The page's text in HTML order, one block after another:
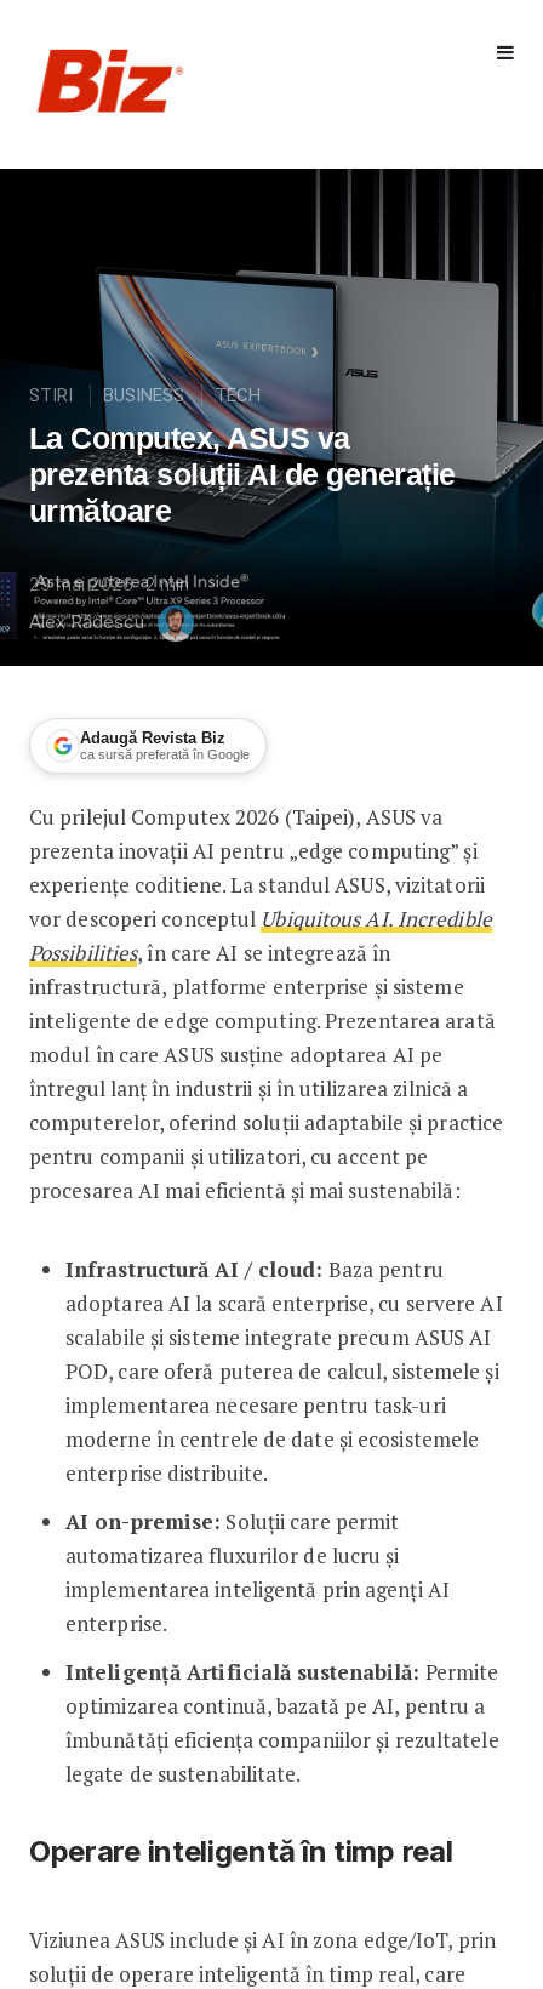
STIRI BUSINESS TECH
La Computex, ASUS va
prezenta soluții AI de generație
următoare
29 mai 2026 2min
Alex Rădescu
Adaugă Revista Biz
ca sursă preferată în Google
La Computex, ASUS va prezenta
Cu prilejul Computex 2026 (Taipei), ASUS va
prezenta inovații AI pentru „edge computing” și
experiențe coditiene. La standul ASUS, vizitatorii
vor descoperi conceptul Ubiquitous AI. Incredible
Possibilities, în care AI se integrează în
infrastructură, platforme enterprise și sisteme
inteligente de edge computing. Prezentarea arată
modul în care ASUS susține adoptarea AI pe
întregul lanț în industrii și în utilizarea zilnică a
computerelor, oferind soluții adaptabile și practice
pentru companii și utilizatori, cu accent pe
procesarea AI mai eficientă și mai sustenabilă:
Infrastructură AI / cloud: Baza pentru
adoptarea AI la scară enterprise, cu servere AI
scalabile și sisteme integrate precum ASUS AI
POD, care oferă puterea de calcul, sistemele și
implementarea necesare pentru task-uri
moderne în centrele de date și ecosistemele
enterprise distribuite.
AI on-premise: Soluții care permit
automatizarea fluxurilor de lucru și
implementarea inteligentă prin agenți AI
enterprise.
Inteligență Artificială sustenabilă: Permite
optimizarea continuă, bazată pe AI, pentru a
îmbunătăți eficiența companiilor și rezultatele
legate de sustenabilitate.
Operare inteligentă în timp real
Viziunea ASUS include și AI în zona edge/IoT, prin
soluții de operare inteligentă în timp real, care